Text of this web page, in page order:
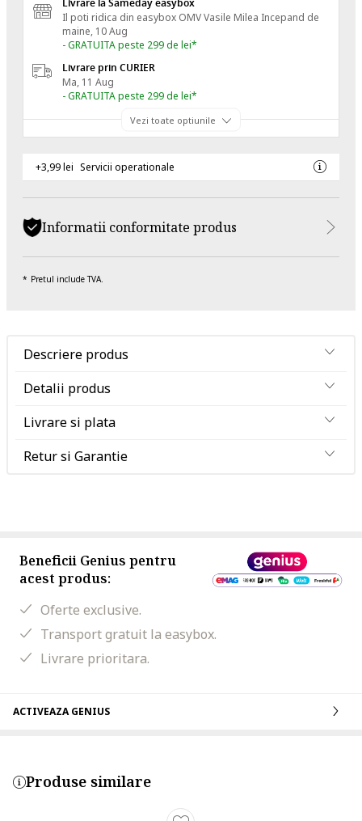
Livrare la Sameday easybox
Il poti ridica din easybox OMV Vasile Milea Incepand de
maine, 10 Aug
- GRATUITA peste 299 de lei*
Livrare prin CURIER
Ma, 11 Aug
- GRATUITA peste 299 de lei*
Vezi toate optiunile
+3,99 lei Servicii operationale
Informatii conformitate produs
Pretul include TVA.
Descriere produs
Detalii produs
Livrare si plata
Retur si Garantie
Beneficii Genius pentru
acest produs:
Oferte exclusive.
Transport gratuit la easybox.
Livrare prioritara.
ACTIVEAZA GENIUS
Produse similare